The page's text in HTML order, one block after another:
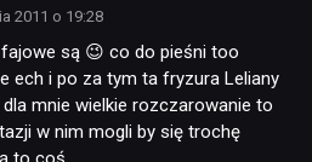
2011 o 19:28
są 😉 co do pieśni too
ech i po za tym ta fryzura Leliany
mnie wielkie rozczarowanie to
w nim mogli by się trochę